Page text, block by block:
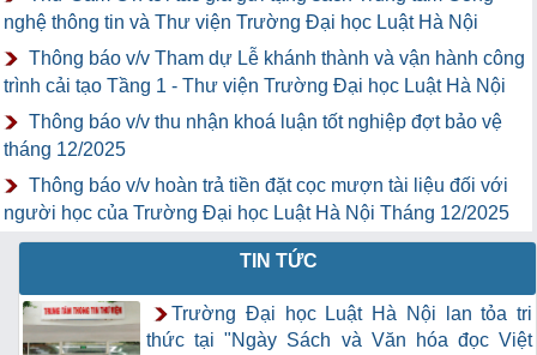
nghệ thông tin và Thư viện Trường Đại học Luật Hà Nội
Thông báo v/v Tham dự Lễ khánh thành và vận hành công
trình cải tạo Tầng 1 - Thư viện Trường Đại học Luật Hà Nội
Thông báo v/v thu nhận khoá luận tốt nghiệp đợt bảo vệ
tháng 12/2025
Thông báo v/v hoàn trả tiền đặt cọc mượn tài liệu đối với
người học của Trường Đại học Luật Hà Nội Tháng 12/2025
TIN TỨC
Trường Đại học Luật Hà Nội lan tỏa tri
thức tại "Ngày Sách và Văn hóa đọc Việt